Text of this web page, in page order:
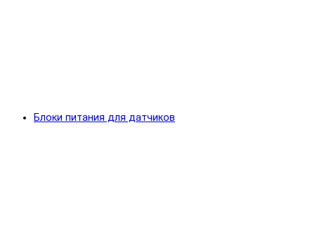
Блоки питания для датчиков